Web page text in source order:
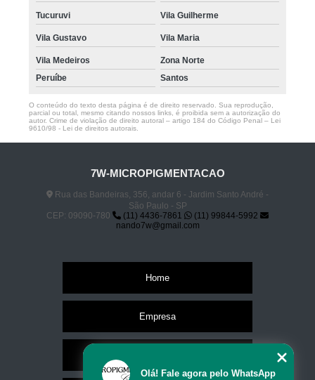
Tucuruvi Vila Guilherme
Vila Gustavo Vila Maria
Vila Medeiros
Zona Norte
Peruíbe
Santos
O conteúdo do texto desta página é de direito reservado. Sua reprodução,
parcial ou total, mesmo citando nossos links, é proibida sem a autorização do
autor. Crime de violação de direito autoral – artigo 184 do Código Penal – Lei
9610/98 - Lei de direitos autorais
7W-MICROPIGMENTACAO
Rua das Bandeiras, 356, andar 6 - Jardim Santo André -
São Paulo - SP
CEP: 09090-780
(11) 4436-7861
(11) 99844-5992
nando7w@gmail.com
Home
Empresa
Olá! Fale agora pelo WhatsApp